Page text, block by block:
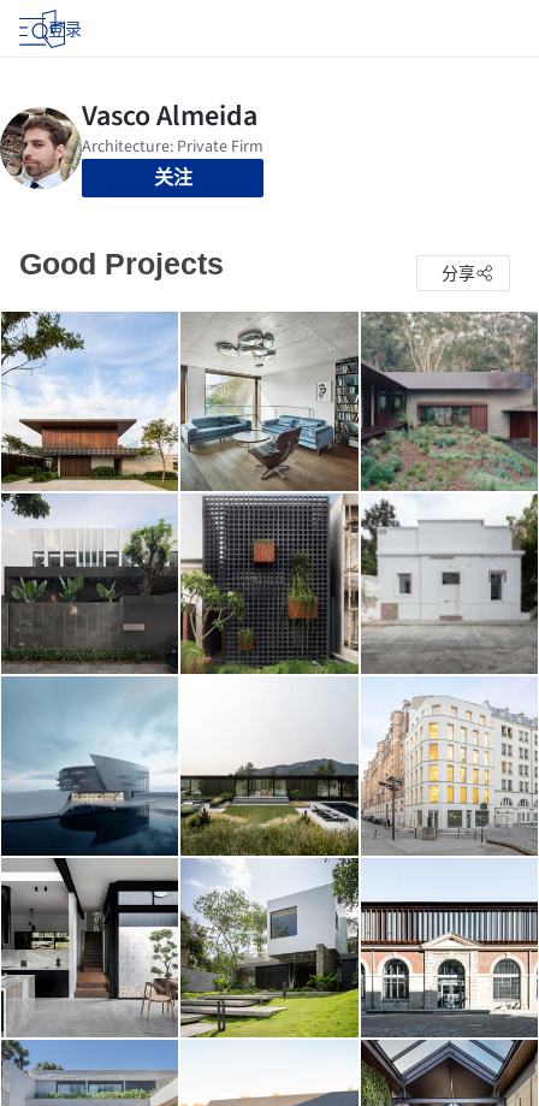
登录
关注
Good Projects 分享